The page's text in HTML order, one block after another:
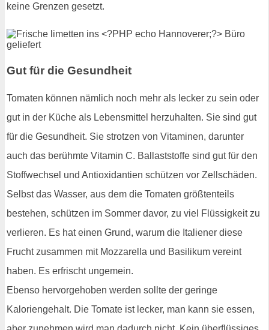
keine Grenzen gesetzt.
Gut für die Gesundheit
Tomaten können nämlich noch mehr als lecker zu sein oder
gut in der Küche als Lebensmittel herzuhalten. Sie sind gut
für die Gesundheit. Sie strotzen von Vitaminen, darunter
auch das berühmte Vitamin C. Ballaststoffe sind gut für den
Stoffwechsel und Antioxidantien schützen vor Zellschäden.
Selbst das Wasser, aus dem die Tomaten größtenteils
bestehen, schützen im Sommer davor, zu viel Flüssigkeit zu
verlieren. Es hat einen Grund, warum die Italiener diese
Frucht zusammen mit Mozzarella und Basilikum vereint
haben. Es erfrischt ungemein.
Ebenso hervorgehoben werden sollte der geringe
Kaloriengehalt. Die Tomate ist lecker, man kann sie essen,